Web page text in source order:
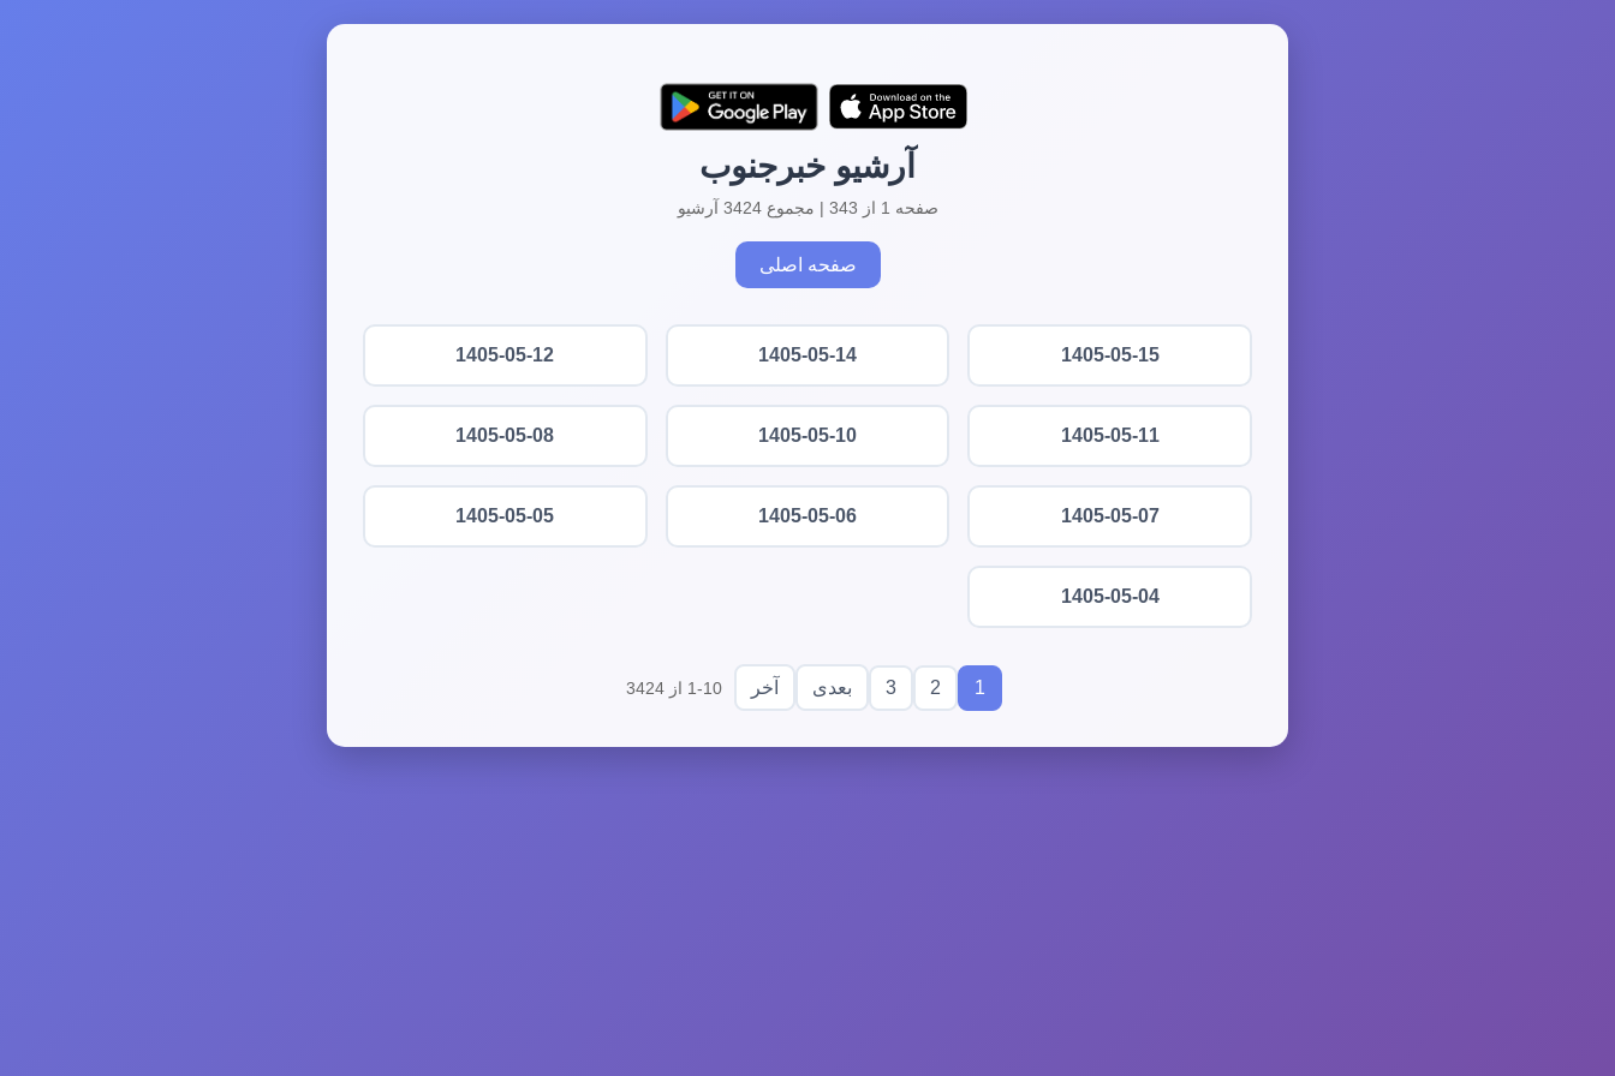
آرشیو خبرجنوب
صفحه 1 از 343 | مجموع 3424 آرشیو
صفحه اصلی
1405-05-15
1405-05-14
1405-05-12
1405-05-11
1405-05-10
1405-05-08
1405-05-07
1405-05-06
1405-05-05
1405-05-04
1
2
3 بعدی آخر 1-10 از 3424